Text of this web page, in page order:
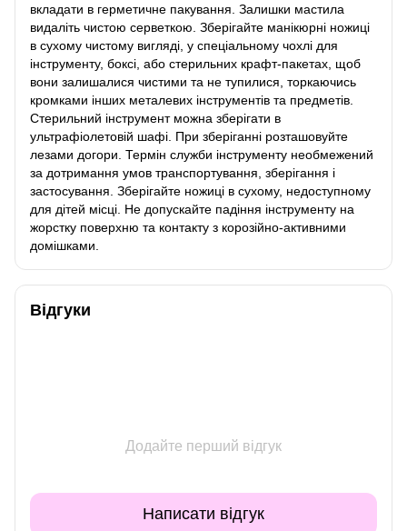
вкладати в герметичне пакування. Залишки мастила
видаліть чистою серветкою. Зберігайте манікюрні ножиці
в сухому чистому вигляді, у спеціальному чохлі для
інструменту, боксі, або стерильних крафт-пакетах, щоб
вони залишалися чистими та не тупилися, торкаючись
кромками інших металевих інструментів та предметів.
Стерильний інструмент можна зберігати в
ультрафіолетовій шафі. При зберіганні розташовуйте
лезами догори. Термін служби інструменту необмежений
за дотримання умов транспортування, зберігання і
застосування. Зберігайте ножиці в сухому, недоступному
для дітей місці. Не допускайте падіння інструменту на
жорстку поверхню та контакту з корозійно-активними
домішками.
Відгуки
Додайте перший відгук
Написати відгук